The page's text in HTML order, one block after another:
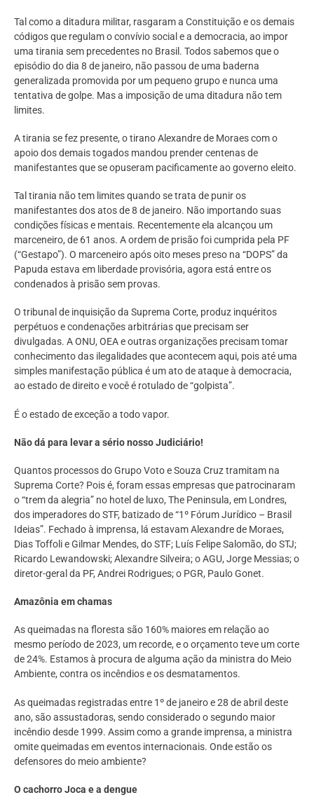
Tal como a ditadura militar, rasgaram a Constituição e os demais
códigos que regulam o convívio social e a democracia, ao impor
uma tirania sem precedentes no Brasil. Todos sabemos que o
episódio do dia 8 de janeiro, não passou de uma baderna
generalizada promovida por um pequeno grupo e nunca uma
tentativa de golpe. Mas a imposição de uma ditadura não tem
limites.
A tirania se fez presente, o tirano Alexandre de Moraes com o
apoio dos demais togados mandou prender centenas de
manifestantes que se opuseram pacificamente ao governo eleito.
Tal tirania não tem limites quando se trata de punir os
manifestantes dos atos de 8 de janeiro. Não importando suas
condições físicas e mentais. Recentemente ela alcançou um
marceneiro, de 61 anos. A ordem de prisão foi cumprida pela PF
(“Gestapo”). O marceneiro após oito meses preso na “DOPS” da
Papuda estava em liberdade provisória, agora está entre os
condenados à prisão sem provas.
O tribunal de inquisição da Suprema Corte, produz inquéritos
perpétuos e condenações arbitrárias que precisam ser
divulgadas. A ONU, OEA e outras organizações precisam tomar
conhecimento das ilegalidades que acontecem aqui, pois até uma
simples manifestação pública é um ato de ataque à democracia,
ao estado de direito e você é rotulado de “golpista”.
É o estado de exceção a todo vapor.
Não dá para levar a sério nosso Judiciário!
Quantos processos do Grupo Voto e Souza Cruz tramitam na
Suprema Corte? Pois é, foram essas empresas que patrocinaram
o “trem da alegria” no hotel de luxo, The Peninsula, em Londres,
dos imperadores do STF, batizado de “1º Fórum Jurídico – Brasil
Ideias”. Fechado à imprensa, lá estavam Alexandre de Moraes,
Dias Toffoli e Gilmar Mendes, do STF; Luís Felipe Salomão, do STJ;
Ricardo Lewandowski; Alexandre Silveira; o AGU, Jorge Messias; o
diretor-geral da PF, Andrei Rodrigues; o PGR, Paulo Gonet.
Amazônia em chamas
As queimadas na floresta são 160% maiores em relação ao
mesmo período de 2023, um recorde, e o orçamento teve um corte
de 24%. Estamos à procura de alguma ação da ministra do Meio
Ambiente, contra os incêndios e os desmatamentos.
As queimadas registradas entre 1º de janeiro e 28 de abril deste
ano, são assustadoras, sendo considerado o segundo maior
incêndio desde 1999. Assim como a grande imprensa, a ministra
omite queimadas em eventos internacionais. Onde estão os
defensores do meio ambiente?
O cachorro Joca e a dengue